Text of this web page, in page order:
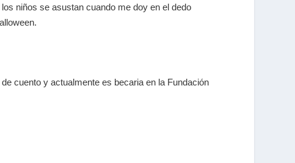
niños se asustan cuando me doy en el dedo
cuento y actualmente es becaria en la Fundación